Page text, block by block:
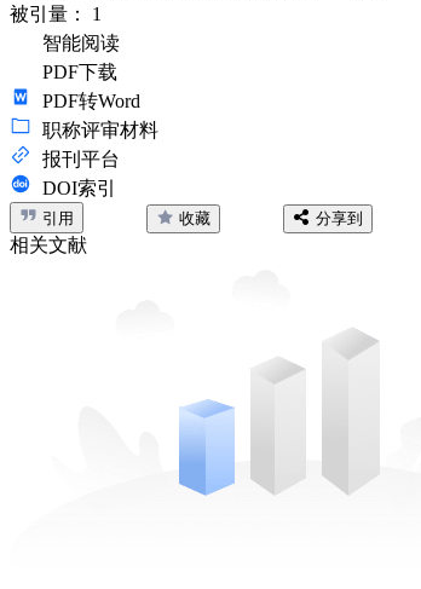
被引量： 1
智能阅读
PDF下载
PDF转Word
职称评审材料
报刊平台
DOI索引
引用 收藏 分享到
相关文献